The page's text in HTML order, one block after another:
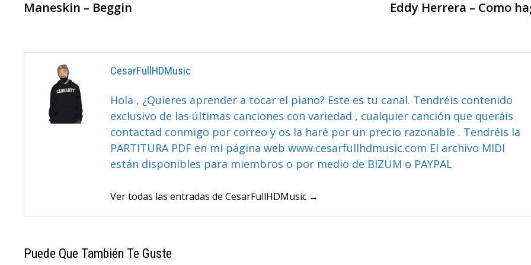
De
anterior:
Maneskin – Beggin Eddy Herrera – Como
CesarFullHDMusic
Hola , ¿Quieres aprender a tocar el piano? Este es tu canal. Tendréis contenido
exclusivo de las últimas canciones con variedad , cualquier canción que queráis
contactad conmigo por correo y os la haré por un precio razonable . Tendréis la
PARTITURA PDF en mi página web www.cesarfullhdmusic.com El archivo MIDI
están disponibles para miembros o por medio de BIZUM o PAYPAL
Ver todas las entradas de CesarFullHDMusic →
Puede Que También Te Guste